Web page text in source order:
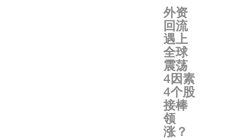
外资
回流
遇上
全球
震荡
4因素
4个股
接棒
领
涨？